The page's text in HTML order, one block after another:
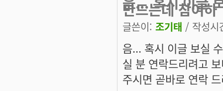
만드는데 참여하
글쓴이: 조기태 / 작성
음... 혹시 이글 보실
실 분 연락드리려고
주시면 곧바로 연락